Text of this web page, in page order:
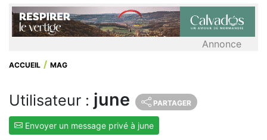
Annonce
ACCUEIL MAG
Utilisateur : june PARTAGER
Envoyer un message privé à june